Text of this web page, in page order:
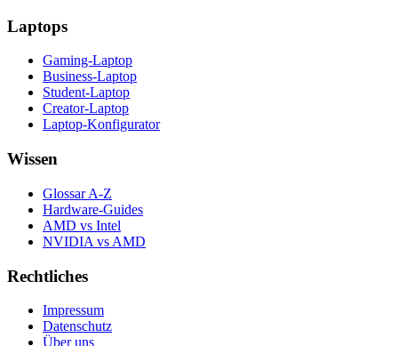
Laptops
Gaming-Laptop
Business-Laptop
Student-Laptop
Creator-Laptop
Laptop-Konfigurator
Wissen
Glossar A-Z
Hardware-Guides
AMD vs Intel
NVIDIA vs AMD
Rechtliches
Impressum
Datenschutz
Über uns